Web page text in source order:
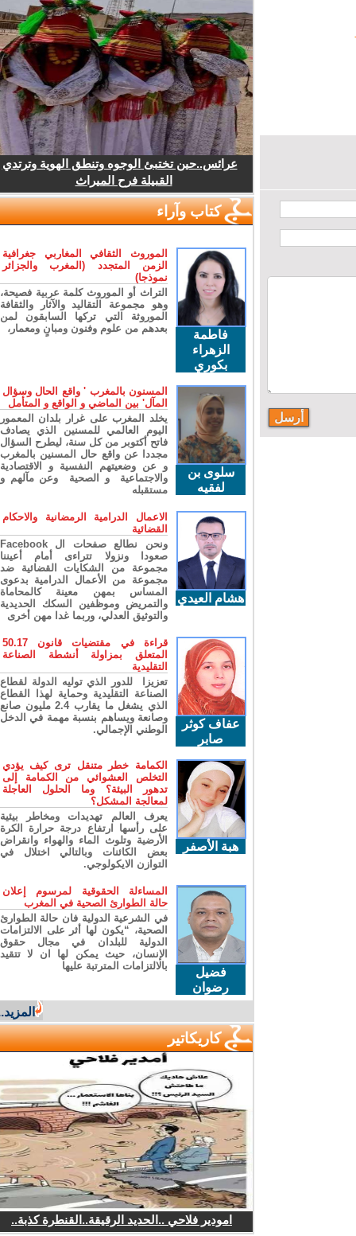
عرائس..حين تختبئ الوجوه وتنطق الهوية وترتدي
القبيلة فرح الميراث
كتاب وآراء
فاطمة
الزهراء
بكوري
الموروث الثقافي المغاربي جغرافية
الزمن المتجدد (المغرب والجزائر
نموذجا)
التراث أو الموروث كلمة عربية فصيحة،
وهو مجموعة التقاليد والآثار والثقافة
الموروثة التي تركها السابقون لمن
بعدهم من علوم وفنون ومبانٍ ومعمار،
سلوى بن
لفقيه
المسنون بالمغرب ' واقع الحال وسؤال
المآل' بين الماضي و الواقع و المتأمل
يخلد المغرب على غرار بلدان المعمور
اليوم العالمي للمسنين الذي يصادف
فاتح أكتوبر من كل سنة، ليطرح السؤال
مجددا عن واقع حال المسنين بالمغرب
و عن وضعيتهم النفسية و الاقتصادية
والاجتماعية و الصحية وعن مآلهم و
مستقبله
هشام العيدي
الاعمال الدرامية الرمضانية والاحكام
القضائية
ونحن نطالع صفحات ال Facebook
صعودا ونزولا تتراءى أمام أعيننا
مجموعة من الشكايات القضائية ضد
مجموعة من الأعمال الدرامية بدعوى
المساس بمهن معينة كالمحاماة
والتمريض وموظفين السكك الحديدية
والتوثيق العدلي، وربما غدا مهن أخرى
عفاف كوثر
صابر
قراءة في مقتضيات قانون 50.17
المتعلق بمزاولة أنشطة الصناعة
التقليدية
تعزيزا للدور الذي توليه الدولة لقطاع
الصناعة التقليدية وحماية لهذا القطاع
الذي يشغل ما يقارب 2.4 مليون صانع
وصانعة ويساهم بنسبة مهمة في الدخل
الوطني الإجمالي.
هبة الأصفر
الكمامة خطر متنقل ترى كيف يؤدي
التخلص العشوائي من الكمامة إلى
تدهور البيئة؟ وما الحلول العاجلة
لمعالجة المشكل؟
يعرف العالم تهديدات ومخاطر بيئية
على رأسها ارتفاع درجة حرارة الكرة
الأرضية وتلوث الماء والهواء وانقراض
بعض الكائنات وبالتالي اختلال في
التوازن الايكولوجي.
فضيل
رضوان
المساءلة الحقوقية لمرسوم إعلان
حالة الطوارئ الصحية في المغرب
في الشرعية الدولية فان حالة الطوارئ
الصحية، “يكون لها أثر على الالتزامات
الدولية للبلدان في مجال حقوق
الإنسان، حيث يمكن لها ان لا تتقيد
بالالتزامات المترتبة عليها
المزيد...
كاريكاتير
امودير فلاحي ..الحديد الرقيقة..القنطرة كذبة..